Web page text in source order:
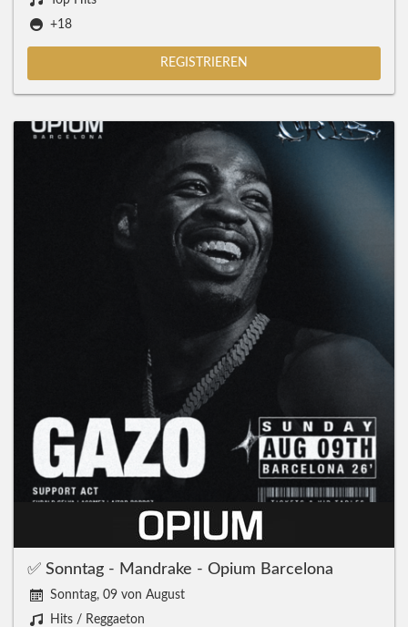
+18
REGISTRIEREN
✅ Sonntag - Mandrake - Opium Barcelona
Sonntag, 09 von August
Hits / Reggaeton